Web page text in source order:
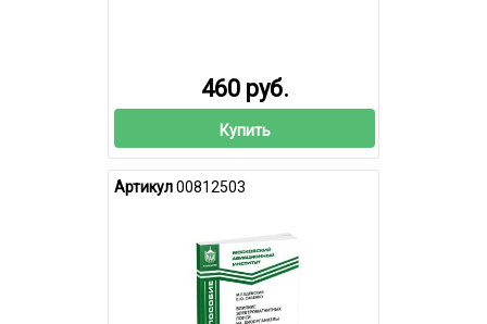
460 руб.
Купить
Артикул00812503